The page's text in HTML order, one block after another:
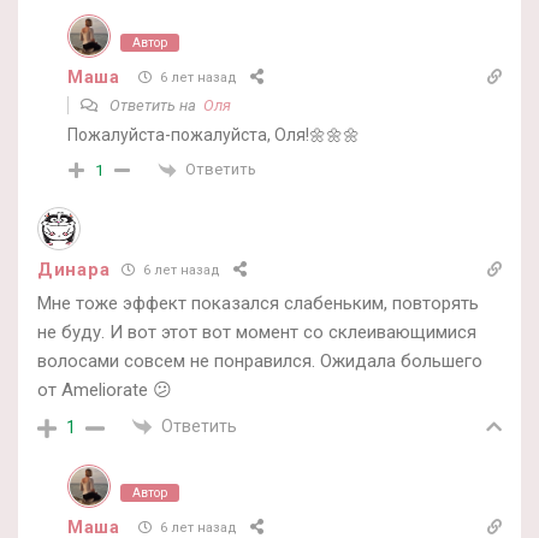
Автор
Маша 6 лет назад
Ответить на Оля
Пожалуйста-пожалуйста, Оля!🌼🌼🌼
1 Ответить
Динара 6 лет назад
Мне тоже эффект показался слабеньким, повторять
не буду. И вот этот вот момент со склеивающимися
волосами совсем не понравился. Ожидала большего
от Ameliorate 😕
1 Ответить
Автор
Маша 6 лет назад